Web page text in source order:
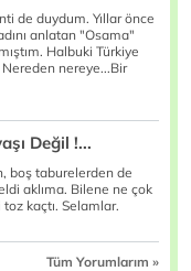
de duydum. Yıllar önce
anlatan "Osama"
Halbuki Türkiye
nereye...Bir
Değil !...
boş taburelerden de
aklıma. Bilene ne çok
toz kaçtı. Selamlar.
Tüm Yorumlarım »